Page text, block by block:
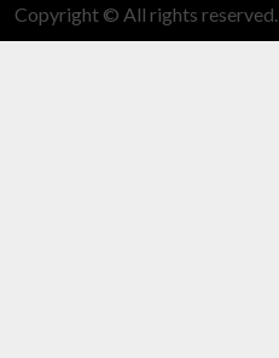
Copyright © All rights reserved.